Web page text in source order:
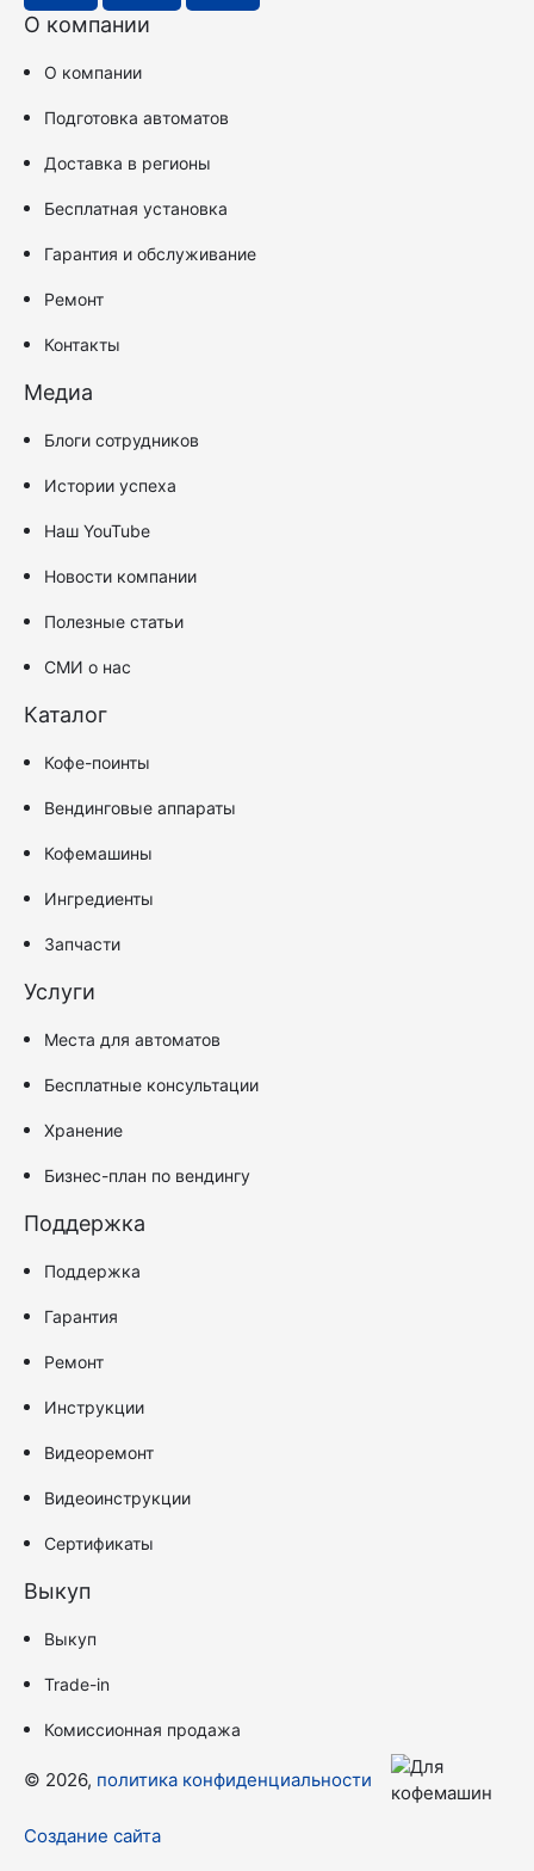
О компании
О компании
Подготовка автоматов
Доставка в регионы
Бесплатная установка
Гарантия и обслуживание
Ремонт
Контакты
Медиа
Блоги сотрудников
Истории успеха
Наш YouTube
Новости компании
Полезные статьи
СМИ о нас
Каталог
Кофе-поинты
Вендинговые аппараты
Кофемашины
Ингредиенты
Запчасти
Услуги
Места для автоматов
Бесплатные консультации
Хранение
Бизнес-план по вендингу
Поддержка
Поддержка
Гарантия
Ремонт
Инструкции
Видеоремонт
Видеоинструкции
Сертификаты
Выкуп
Выкуп
Trade-in
Комиссионная продажа
© 2026, политика конфиденциальности
Создание сайта